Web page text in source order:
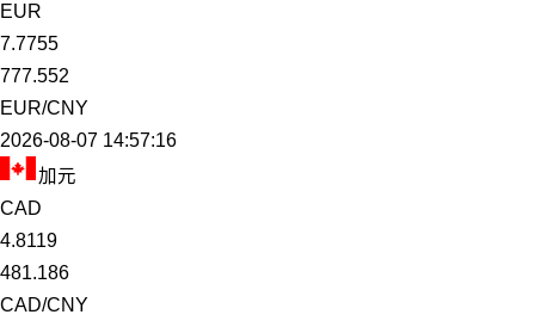
EUR
7.7755
777.552
EUR/CNY
2026-08-07 14:57:16
加元
CAD
4.8119
481.186
CAD/CNY